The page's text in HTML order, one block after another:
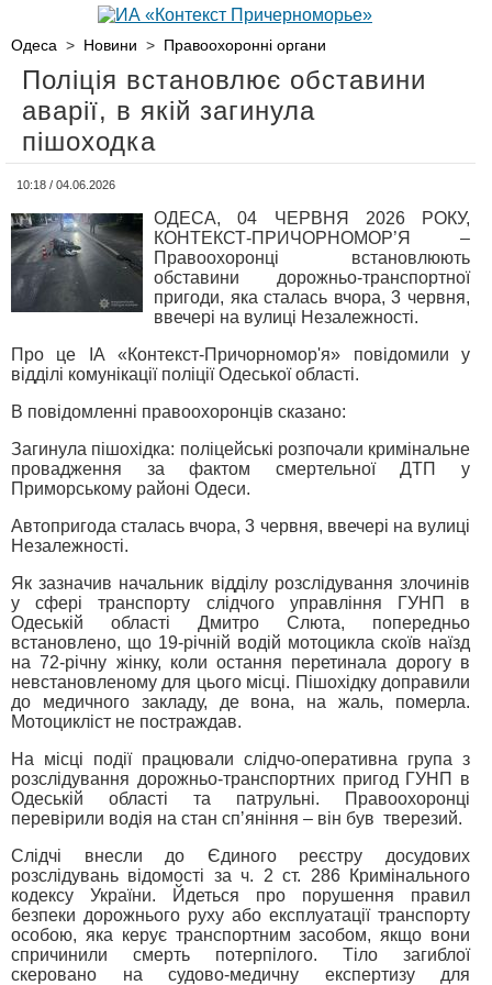
Одеса > Новини > Правоохоронні органи
Поліція встановлює обставини
аварії, в якій загинула
пішоходка
10:18 / 04.06.2026
ОДЕСА, 04 ЧЕРВНЯ 2026 РОКУ,
КОНТЕКСТ-ПРИЧОРНОМОР’Я –
Правоохоронці встановлюють
обставини дорожньо-транспортної
пригоди, яка сталась вчора, 3 червня,
ввечері на вулиці Незалежності.
Про це ІА «Контекст-Причорномор'я» повідомили у
відділі комунікації поліції Одеської області.
В повідомленні правоохоронців сказано:
Загинула пішохідка: поліцейські розпочали кримінальне
провадження за фактом смертельної ДТП у
Приморському районі Одеси.
Автопригода сталась вчора, 3 червня, ввечері на вулиці
Незалежності.
Як зазначив начальник відділу розслідування злочинів
у сфері транспорту слідчого управління ГУНП в
Одеській області Дмитро Слюта, попередньо
встановлено, що 19-річній водій мотоцикла скоїв наїзд
на 72-річну жінку, коли остання перетинала дорогу в
невстановленому для цього місці. Пішохідку доправили
до медичного закладу, де вона, на жаль, померла.
Мотоцикліст не постраждав.
На місці події працювали слідчо-оперативна група з
розслідування дорожньо-транспортних пригод ГУНП в
Одеській області та патрульні. Правоохоронці
перевірили водія на стан спʼяніння – він був тверезий.
Слідчі внесли до Єдиного реєстру досудових
розслідувань відомості за ч. 2 ст. 286 Кримінального
кодексу України. Йдеться про порушення правил
безпеки дорожнього руху або експлуатації транспорту
особою, яка керує транспортним засобом, якщо вони
спричинили смерть потерпілого. Тіло загиблої
скеровано на судово-медичну експертизу для